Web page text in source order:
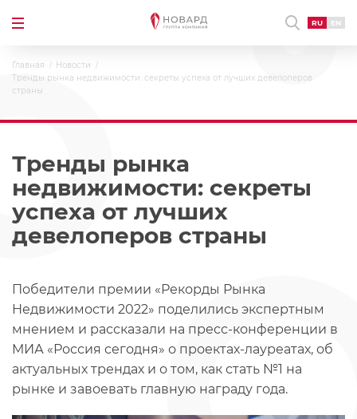
RU EN
Главная
Новости
Тренды рынка недвижимости: секреты успеха от лучших девелоперов
страны
Тренды рынка
недвижимости: секреты
успеха от лучших
девелоперов страны
Победители премии «Рекорды Рынка
Недвижимости 2022» поделились экспертным
мнением и рассказали на пресс-конференции в
МИА «Россия сегодня» о проектах-лауреатах, об
актуальных трендах и о том, как стать №1 на
рынке и завоевать главную награду года.